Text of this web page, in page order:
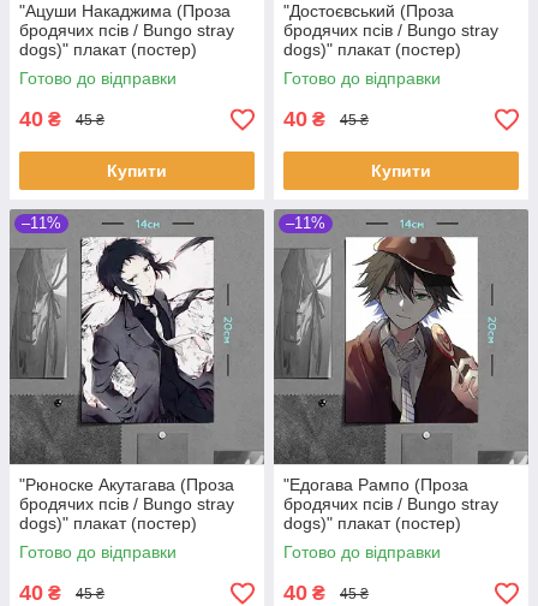
"Ацуши Накаджима (Проза
бродячих псів / Bungo stray
dogs)" плакат (постер)
розміром А5 (14х20см)
Готово до відправки
40 ₴ 45 ₴
Купити
"Достоєвський (Проза
бродячих псів / Bungo stray
dogs)" плакат (постер)
розміром А5 (14х20см)
Готово до відправки
40 ₴ 45 ₴
Купити
–11%
"Рюноске Акутагава (Проза
бродячих псів / Bungo stray
dogs)" плакат (постер)
розміром А5 (14х20см)
Готово до відправки
40 ₴ 45 ₴
–11%
"Едогава Рампо (Проза
бродячих псів / Bungo stray
dogs)" плакат (постер)
розміром А5 (14х20см)
Готово до відправки
40 ₴ 45 ₴